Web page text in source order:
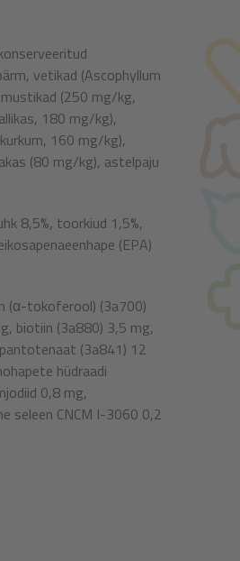
vetikad (Ascophyllum
(250 mg/kg,
180 mg/kg),
160 mg/kg),
(80 mg/kg), astelpaju
8,5%, toorkiud 1,5%,
(EPA)
(α-tokoferool) (3a700)
biotiin (3a880) 3,5 mg,
(3a841) 12
hüdraadi
0,8 mg,
seleen CNCM I-3060 0,2